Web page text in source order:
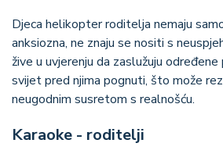
Djeca helikopter roditelja nemaju
anksiozna, ne znaju se nositi s
žive u uvjerenju da zaslužuju
svijet pred njima pognuti, što može
neugodnim susretom s realnošću.
Karaoke - roditelji